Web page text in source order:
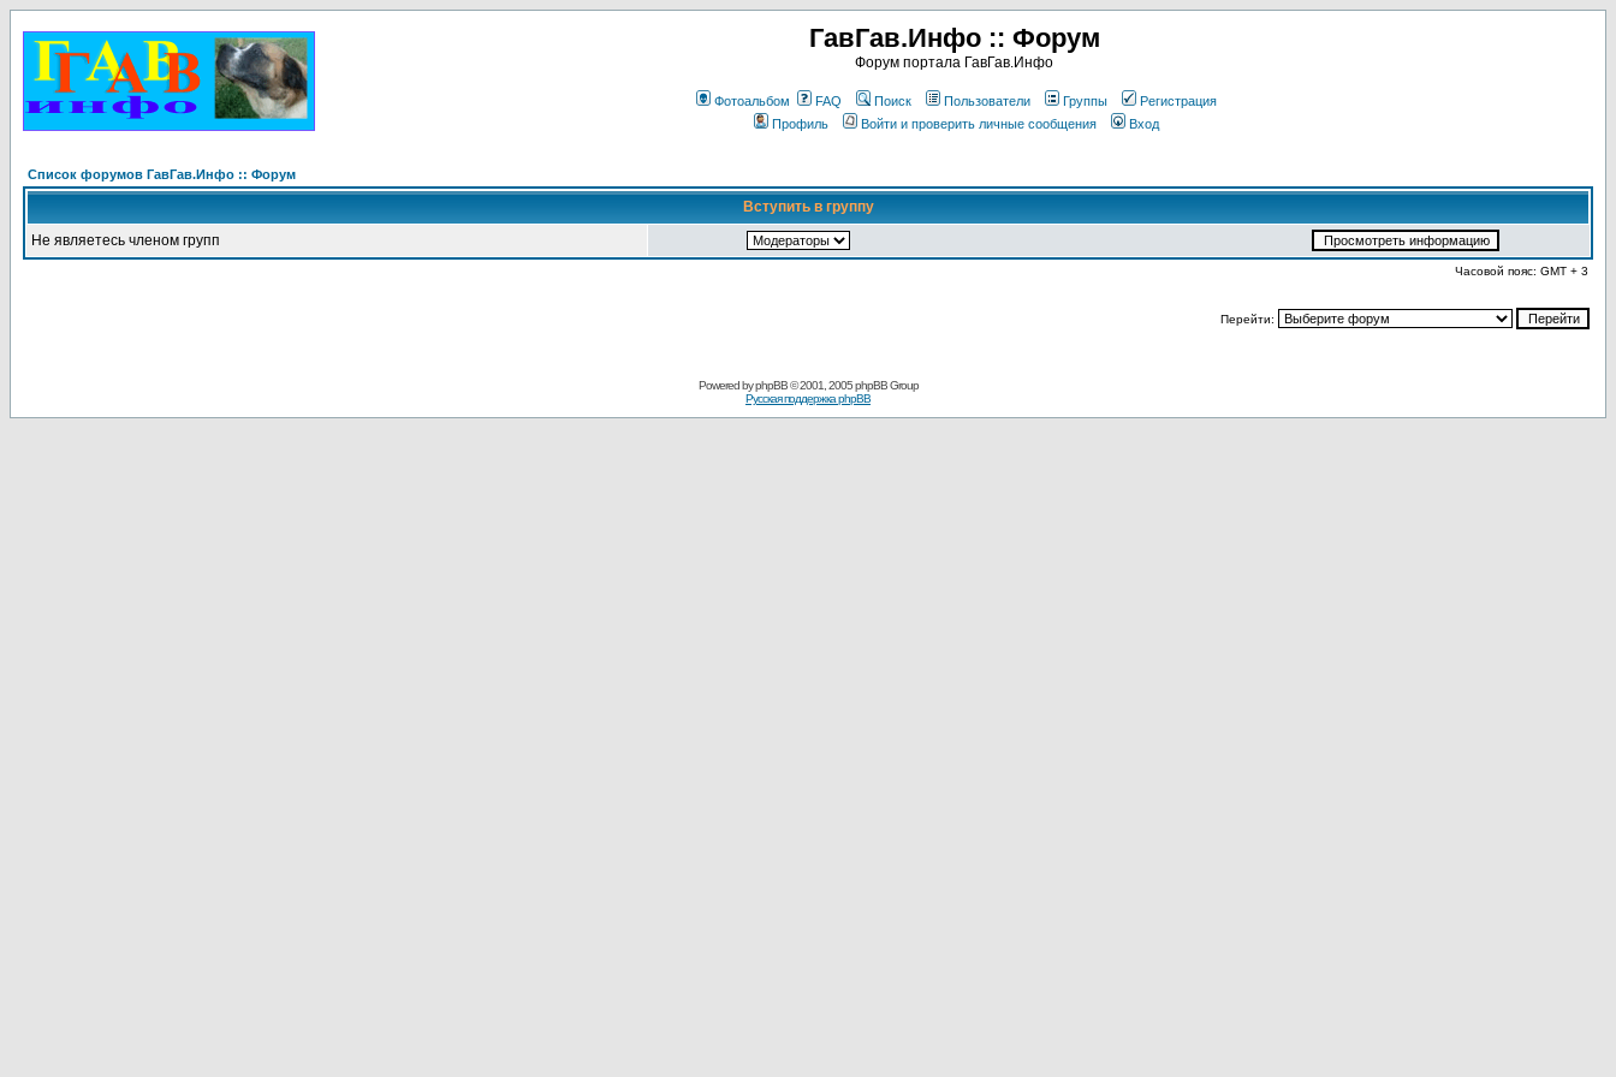
ГавГав.Инфо :: Форум
Форум портала ГавГав.Инфо
Фотоальбом FAQ Поиск Пользователи Группы
Регистрация
Профиль
Войти и проверить личные сообщения Вход
Список форумов ГавГав.Инфо :: Форум
Вступить в группу
Не являетесь членом групп
Часовой пояс: GMT + 3
Перейти:
Powered byphpBB© 2001, 2005 phpBB Group
Русская поддержка phpBB